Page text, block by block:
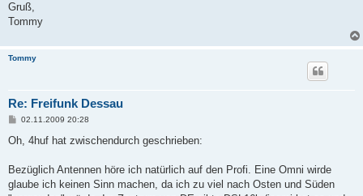
Gruß,
Tommy
Tommy
Re: Freifunk Dessau
B
i
a
02.11.2009 20:28
Oh, 4huf hat zwischendurch geschrieben:
Bezüglich Antennen höre ich natürlich auf den Profi. Eine Omni wirde
glaube ich keinen Sinn machen, da ich zu viel nach Osten und Süden